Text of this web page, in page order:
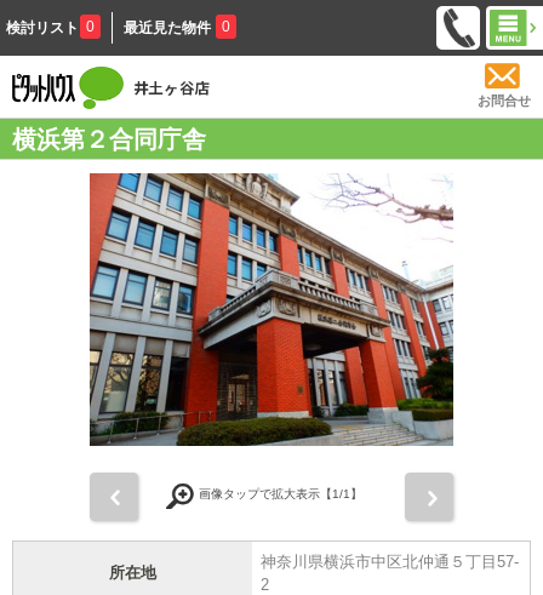
検討リスト 0 最近見た物件 0
お問合せ
横浜第２合同庁舎
画像タップで拡大表示【1/1】
所在地
神奈川県横浜市中区北仲通５丁目57-
2